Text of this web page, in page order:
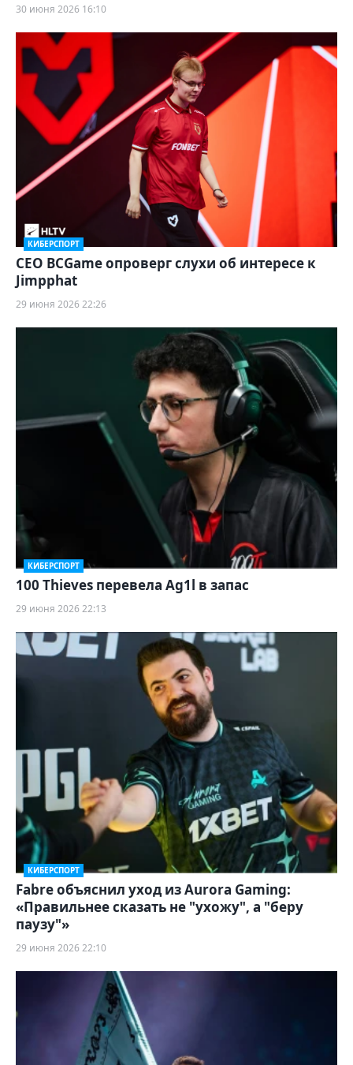
30 июня 2026 16:10
КИБЕРСПОРТ
CEO BCGame опроверг слухи об интересе к
Jimpphat
29 июня 2026 22:26
КИБЕРСПОРТ
100 Thieves перевела Ag1l в запас
29 июня 2026 22:13
КИБЕРСПОРТ
Fabre объяснил уход из Aurora Gaming:
«Правильнее сказать не "ухожу", а "беру
паузу"»
29 июня 2026 22:10